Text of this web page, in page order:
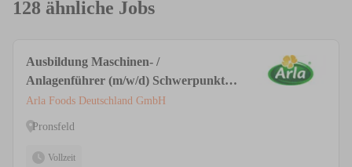
128 ähnliche Jobs
Ausbildung Maschinen- /
Anlagenführer (m/w/d) Schwerpunkt
Lebensmitteltechnik
Arla Foods Deutschland GmbH
Pronsfeld
Vollzeit